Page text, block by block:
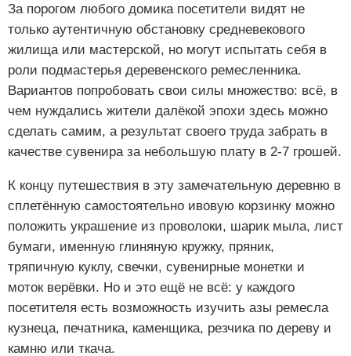
За порогом любого домика посетители видят не
только аутентичную обстановку средневекового
жилища или мастерской, но могут испытать себя в
роли подмастерья деревенского ремесленника.
Вариантов попробовать свои силы множество: всё, в
чем нуждались жители далёкой эпохи здесь можно
сделать самим, а результат своего труда забрать в
качестве сувенира за небольшую плату в 2-7 грошей.
К концу путешествия в эту замечательную деревню в
сплетённую самостоятельно ивовую корзинку можно
положить украшение из проволоки, шарик мыла, лист
бумаги, именную глиняную кружку, пряник,
тряпичную куклу, свечки, сувенирные монетки и
моток верёвки. Но и это ещё не всё: у каждого
посетителя есть возможность изучить азы ремесла
кузнеца, печатника, каменщика, резчика по дереву и
камню или ткача.